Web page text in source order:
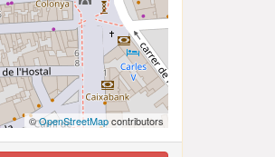
©OpenStreetMapcontributors